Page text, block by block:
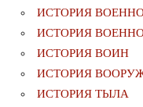
ИСТОРИЯ
ИСТОРИЯ
ИСТОРИЯ ВОИН
ИСТОРИЯ
ИСТОРИЯ ТЫЛА